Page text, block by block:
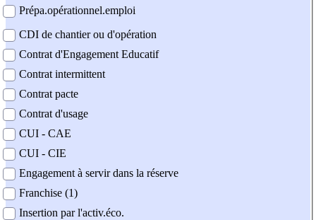
Prépa.opérationnel.emploi
CDI de chantier ou d'opération
Contrat d'Engagement Educatif
Contrat intermittent
Contrat pacte
Contrat d'usage
CUI - CAE
CUI - CIE
Engagement à servir dans la réserve
Franchise (1)
Insertion par l'activ.éco.